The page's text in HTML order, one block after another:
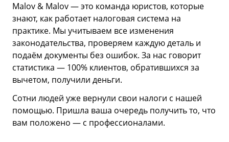
Malov & Malov — это команда юристов, которые
знают, как работает налоговая система на
практике. Мы учитываем все изменения
законодательства, проверяем каждую деталь и
подаём документы без ошибок. За нас говорит
статистика — 100% клиентов, обратившихся за
вычетом, получили деньги.
Сотни людей уже вернули свои налоги с нашей
помощью. Пришла ваша очередь получить то, что
вам положено — с профессионалами.